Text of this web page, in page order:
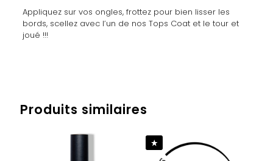
Appliquez sur vos ongles, frottez pour bien lisser les
bords, scellez avec l’un de nos Tops Coat et le tour et
joué !!!
Soyez le premier à laisser votre avis
sur “NAIL STICKERS – HEART LOVE #2”
pour publier un avis.
Produits similaires